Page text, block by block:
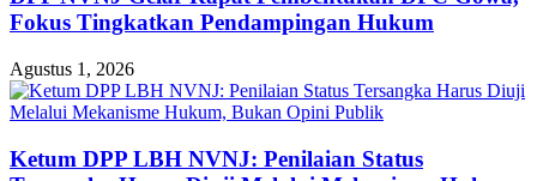
Fokus Tingkatkan Pendampingan Hukum
Agustus 1, 2026
Ketum DPP LBH NVNJ: Penilaian Status